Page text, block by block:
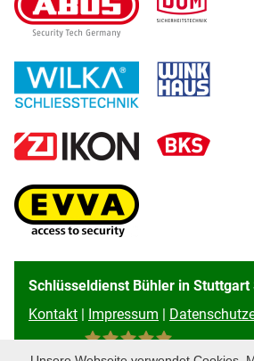
Schlüsseldienst Bühler in Stuttgart
Kontakt | Impressum |